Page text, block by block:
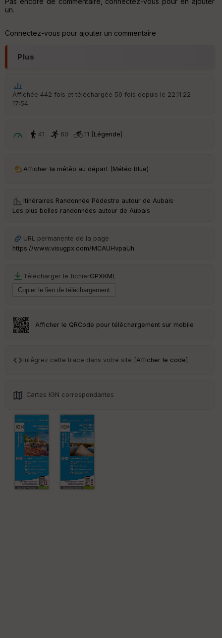
un.
Connectez-vous pour ajouter un commentaire
Plus
Affichée 442 fois et téléchargée 50 fois depuis le 22.11.22
17:54
41 60 11 [ Légende]
Afficher la météo au départ (Météo Blue)
Itinéraires Randonnée Pédestre autour de Aubais·
Les plus belles randonnées autour de Aubais
URL permanente de la page
https://www.visugpx.com/MCAUHvpaUh
Télécharger le fichierGPXKML
Afficher le QRCode pour téléchargement sur mobile
Intégrez cette trace dans votre site [Afficher le code]
Cartes IGN correspondantes